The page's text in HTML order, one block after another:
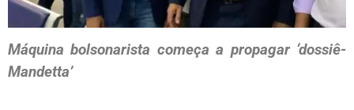
Máquina bolsonarista começa a propagar ‘dossiê-
Mandetta’